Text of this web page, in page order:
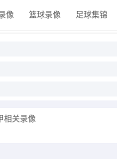
像 篮球录像 足球集锦
相关录像